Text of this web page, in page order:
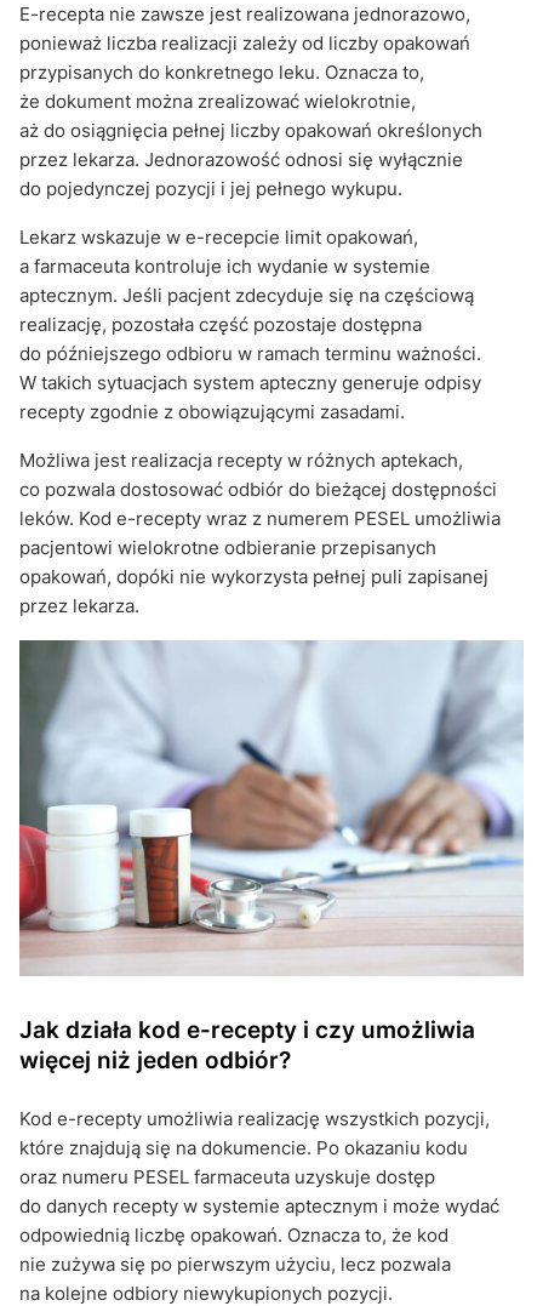
E-recepta nie zawsze jest realizowana jednorazowo,
ponieważ liczba realizacji zależy od liczby opakowań
przypisanych do konkretnego leku. Oznacza to,
że dokument można zrealizować wielokrotnie,
aż do osiągnięcia pełnej liczby opakowań określonych
przez lekarza. Jednorazowość odnosi się wyłącznie
do pojedynczej pozycji i jej pełnego wykupu.
Lekarz wskazuje w e-recepcie limit opakowań,
a farmaceuta kontroluje ich wydanie w systemie
aptecznym. Jeśli pacjent zdecyduje się na częściową
realizację, pozostała część pozostaje dostępna
do późniejszego odbioru w ramach terminu ważności.
W takich sytuacjach system apteczny generuje odpisy
recepty zgodnie z obowiązującymi zasadami.
Możliwa jest realizacja recepty w różnych aptekach,
co pozwala dostosować odbiór do bieżącej dostępności
leków. Kod e-recepty wraz z numerem PESEL umożliwia
pacjentowi wielokrotne odbieranie przepisanych
opakowań, dopóki nie wykorzysta pełnej puli zapisanej
przez lekarza.
Jak działa kod e-recepty i czy umożliwia
więcej niż jeden odbiór?
Kod e-recepty umożliwia realizację wszystkich pozycji,
które znajdują się na dokumencie. Po okazaniu kodu
oraz numeru PESEL farmaceuta uzyskuje dostęp
do danych recepty w systemie aptecznym i może wydać
odpowiednią liczbę opakowań. Oznacza to, że kod
nie zużywa się po pierwszym użyciu, lecz pozwala
na kolejne odbiory niewykupionych pozycji.